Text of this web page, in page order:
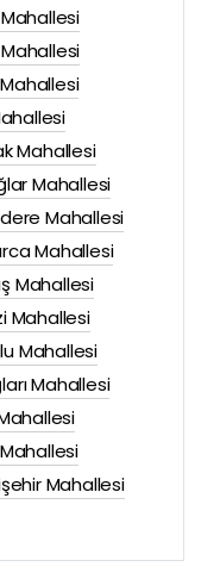
Mahallesi
Mahallesi
Mahallesi
Mahallesi
Mahallesi
Mahallesi
Mahallesi
Mahallesi
Mahallesi